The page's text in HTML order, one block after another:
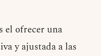
el ofrecer una
y ajustada a las